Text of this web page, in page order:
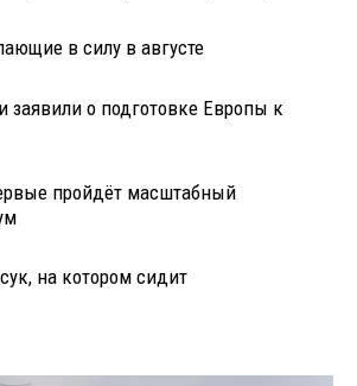
в силу в августе
о подготовке Европы к
пройдёт масштабный
на котором сидит